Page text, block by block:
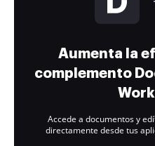
Aumenta la
complemento
Accede a documentos y
directamente desde tus